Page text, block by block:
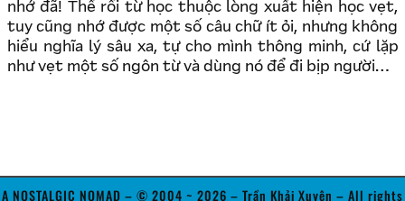
nhớ đã! Thế rồi từ học thuộc lòng xuất hiện học vẹt,
tuy cũng nhớ được một số câu chữ ít ỏi, nhưng không
hiểu nghĩa lý sâu xa, tự cho mình thông minh, cứ lặp
như vẹt một số ngôn từ và dùng nó để đi bịp người…
A NOSTALGIC NOMAD – © 2004 ~ 2026 – Trần Khải Xuyên – All rights